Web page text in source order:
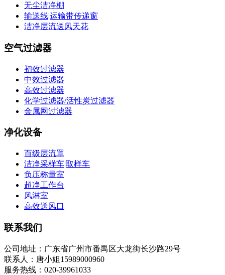
无尘洁净棚
输送线|运输带传递窗
洁净层流送风天花
空气过滤器
初效过滤器
中效过滤器
高效过滤器
化学过滤器/活性炭过滤器
金属网过滤器
净化设备
百级层流罩
洁净采样车|取样车
负压称量室
超净工作台
风淋室
高效送风口
联系我们
公司地址：广东省广州市番禺区大龙街长沙路29号
联系人：唐小姐15989000960
服务热线：020-39961033